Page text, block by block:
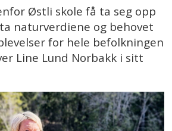
Østli skole få ta seg opp
naturverdiene og behovet
for hele befolkningen
Line Lund Norbakk i sitt